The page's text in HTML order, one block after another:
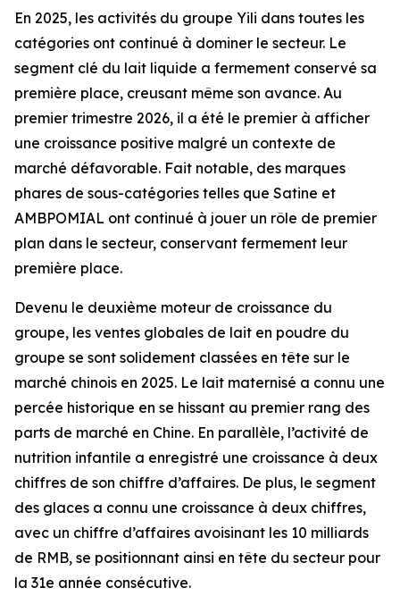
En 2025, les activités du groupe Yili dans toutes les
catégories ont continué à dominer le secteur. Le
segment clé du lait liquide a fermement conservé sa
première place, creusant même son avance. Au
premier trimestre 2026, il a été le premier à afficher
une croissance positive malgré un contexte de
marché défavorable. Fait notable, des marques
phares de sous-catégories telles que Satine et
AMBPOMIAL ont continué à jouer un rôle de premier
plan dans le secteur, conservant fermement leur
première place.
Devenu le deuxième moteur de croissance du
groupe, les ventes globales de lait en poudre du
groupe se sont solidement classées en tête sur le
marché chinois en 2025. Le lait maternisé a connu une
percée historique en se hissant au premier rang des
parts de marché en Chine. En parallèle, l’activité de
nutrition infantile a enregistré une croissance à deux
chiffres de son chiffre d’affaires. De plus, le segment
des glaces a connu une croissance à deux chiffres,
avec un chiffre d’affaires avoisinant les 10 milliards
de RMB, se positionnant ainsi en tête du secteur pour
la 31e année consécutive.